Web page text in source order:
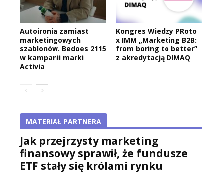
Autoironia zamiast
marketingowych
szablonów. Bedoes 2115
w kampanii marki
Activia
Kongres Wiedzy PRoto
x IMM „Marketing B2B:
from boring to better”
z akredytacją DIMAQ
MATERIAŁ PARTNERA
Jak przejrzysty marketing
finansowy sprawił, że fundusze
ETF stały się królami rynku